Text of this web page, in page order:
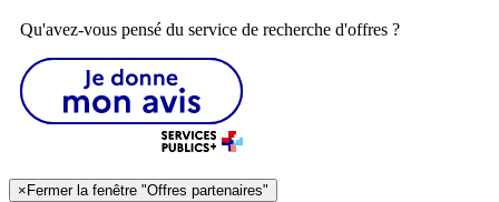
Qu'avez-vous pensé du service de recherche d'offres ?
× Fermer la fenêtre "Offres partenaires"